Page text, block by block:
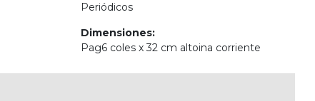
Periódicos
Dimensiones:
Pag6 coles x 32 cm altoina corriente